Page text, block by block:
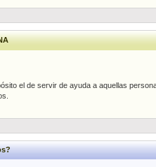
el de servir de ayuda a aquellas